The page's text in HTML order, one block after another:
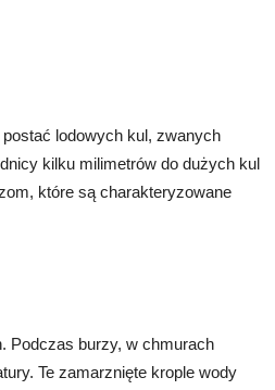
lodowych kul, zwanych
kilku milimetrów do dużych kul
które są charakteryzowane
Podczas burzy, w chmurach
Te zamarznięte krople wody